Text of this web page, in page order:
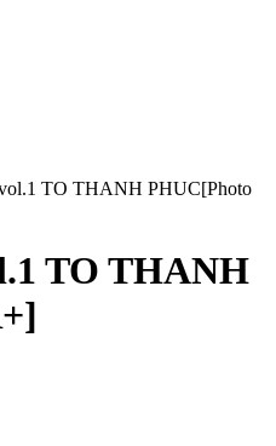
TO THANH PHUC[Photo
TO THANH